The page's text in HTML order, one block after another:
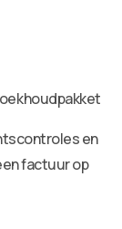
en
factuur op